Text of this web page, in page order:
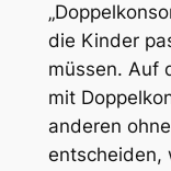
die Kinder
müssen. Auf
mit
anderen
entscheiden,